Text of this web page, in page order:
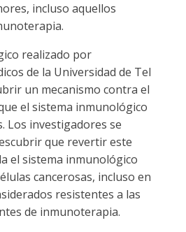
incluso aquellos
realizado por
de la Universidad de Tel
un mecanismo contra el
el sistema inmunológico
Los investigadores se
que revertir este
el sistema inmunológico
cancerosas, incluso en
resistentes a las
de inmunoterapia.